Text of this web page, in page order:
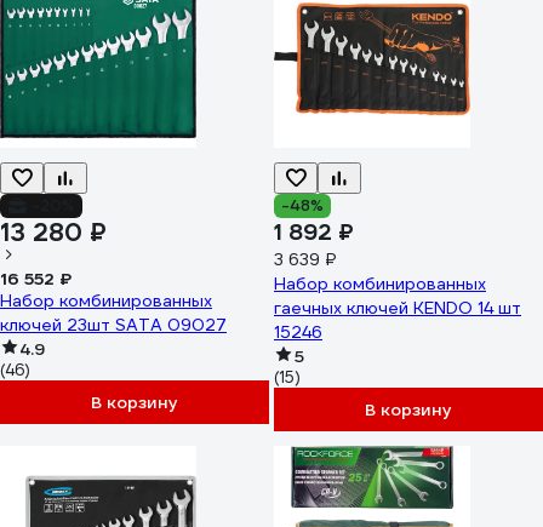
13 280 ₽
16 552 ₽
Набор комбинированных
ключей 23шт SATA 09027
4.9
(46)
В корзину
-48%
1 892 ₽
3 639 ₽
Набор комбинированных
гаечных ключей KENDO 14 шт
15246
5
(15)
В корзину